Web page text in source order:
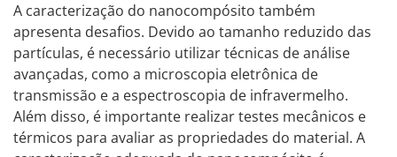
A caracterização do nanocompósito também
apresenta desafios. Devido ao tamanho reduzido das
partículas, é necessário utilizar técnicas de análise
avançadas, como a microscopia eletrônica de
transmissão e a espectroscopia de infravermelho.
Além disso, é importante realizar testes mecânicos e
térmicos para avaliar as propriedades do material. A